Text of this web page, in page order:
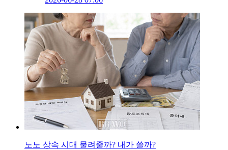
노노 상속 시대 물려줄까? 내가 쓸까?